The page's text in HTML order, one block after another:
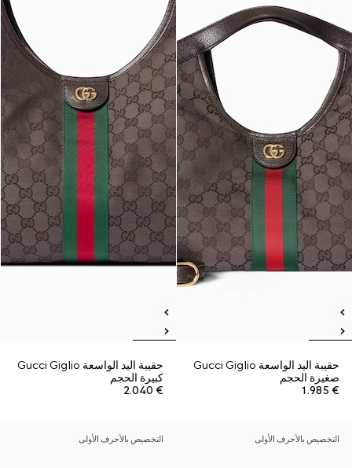
حقيبة اليد الواسعة Gucci Giglio
صغيرة الحجم
€ 1.985
حقيبة اليد الواسعة Gucci Giglio
كبيرة الحجم
€ 2.040
التخصيص بالأحرف الأولى التخصيص بالأحرف الأولى